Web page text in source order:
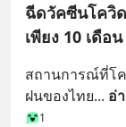
ฉีดวัคซีนโควิ
เพียง 10 เดือน
สถานการณ์ที่โ
ฝนของไทย... อ่
1